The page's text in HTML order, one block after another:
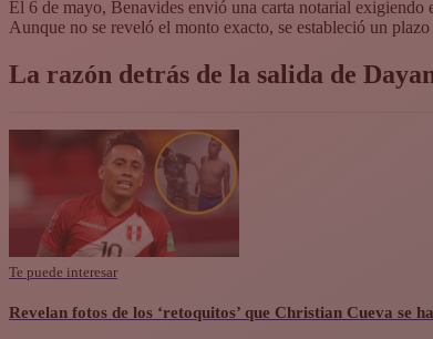
El 6 de mayo, Benavides envió una carta notarial exigiendo
Aunque no se reveló el monto exacto, se estableció un
La razón detrás de la salida de
Te puede interesar
Revelan fotos de los ‘retoquitos’ que Christian Cueva se